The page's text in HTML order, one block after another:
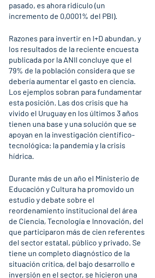
pasado, es ahora ridículo (un
incremento de 0,0001% del PBI).
Razones para invertir en I+D abundan, y
los resultados de la reciente encuesta
publicada por la ANII concluye que el
79% de la población considera que se
debería aumentar el gasto en ciencia.
Los ejemplos sobran para fundamentar
esta posición. Las dos crisis que ha
vivido el Uruguay en los últimos 3 años
tienen una base y una solución que se
apoyan en la investigación científico-
tecnológica: la pandemia y la crisis
hídrica.
Durante más de un año el Ministerio de
Educación y Cultura ha promovido un
estudio y debate sobre el
reordenamiento institucional del área
de Ciencia, Tecnología e Innovación, del
que participaron más de cien referentes
del sector estatal, público y privado. Se
tiene un completo diagnóstico de la
situación crítica, del bajo desarrollo e
inversión en el sector, se hicieron una